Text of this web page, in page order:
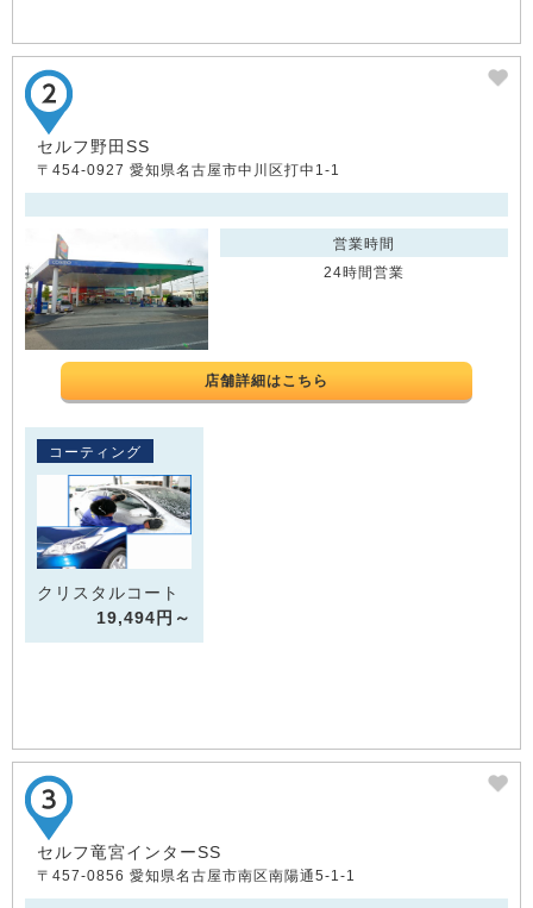
セルフ野田SS
〒454-0927 愛知県名古屋市中川区打中1-1
営業時間
24時間営業
店舗詳細はこちら
コーティング
クリスタルコート
19,494円～
セルフ竜宮インターSS
〒457-0856 愛知県名古屋市南区南陽通5-1-1